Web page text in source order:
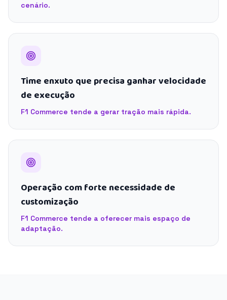
cenário.
Time enxuto que precisa ganhar velocidade
de execução
F1 Commerce tende a gerar tração mais rápida.
Operação com forte necessidade de
customização
F1 Commerce tende a oferecer mais espaço de
adaptação.